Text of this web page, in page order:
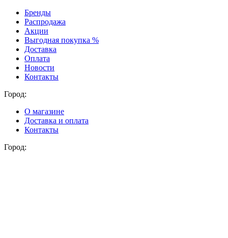
Бренды
Распродажа
Акции
Выгодная покупка %
Доставка
Оплата
Новости
Контакты
Город:
О магазине
Доставка и оплата
Контакты
Город: